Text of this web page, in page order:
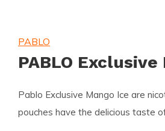
PABLO
PABLO
Pablo Exclusive Mango Ice are
pouches have the delicious taste